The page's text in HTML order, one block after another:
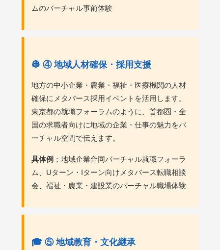
ムのバーチャル事前体験
👷 ④ 地域人材確保・採用支援
地方の中小企業・農業・福祉・医療機関の人材
確保にメタバース採用イベントを活用します。
東京都の就職フォーラムのように、首都圏・全
国の求職者向けに地域の企業・仕事の魅力をバ
ーチャル空間で伝えます。
具体例 ：地域企業合同バーチャル就職フォーラ
ム、Uターン・Iターン向けメタバース転職相談
会、福祉・農業・建設業のバーチャル職場体験
🎓 ⑤ 地域教育・文化継承